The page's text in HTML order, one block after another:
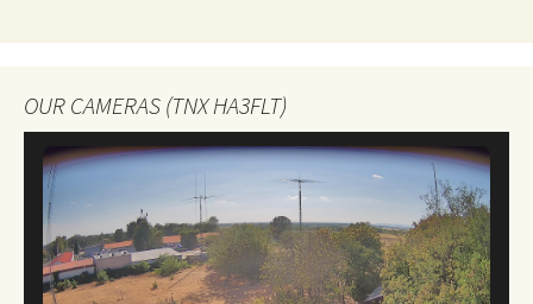
OUR CAMERAS (TNX HA3FLT)